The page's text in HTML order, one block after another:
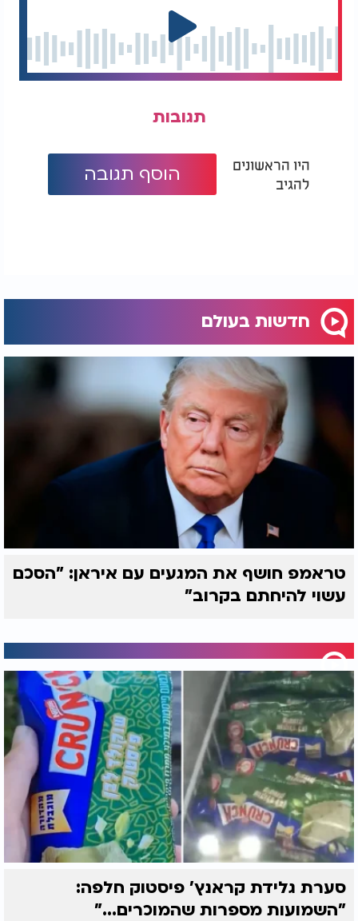
תגובות
היו הראשונים
להגיב
הוסף תגובה
חדשות בעולם
טראמפ חושף את המגעים עם איראן: "הסכם
עשוי להיחתם בקרוב"
סערת גלידת קראנץ' פיסטוק חלפה:
"השמועות מספרות שהמוכרים..."